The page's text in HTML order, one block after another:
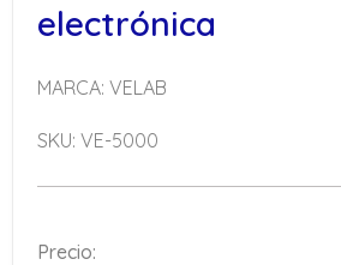
electrónica
MARCA: VELAB
SKU: VE-5000
Precio: